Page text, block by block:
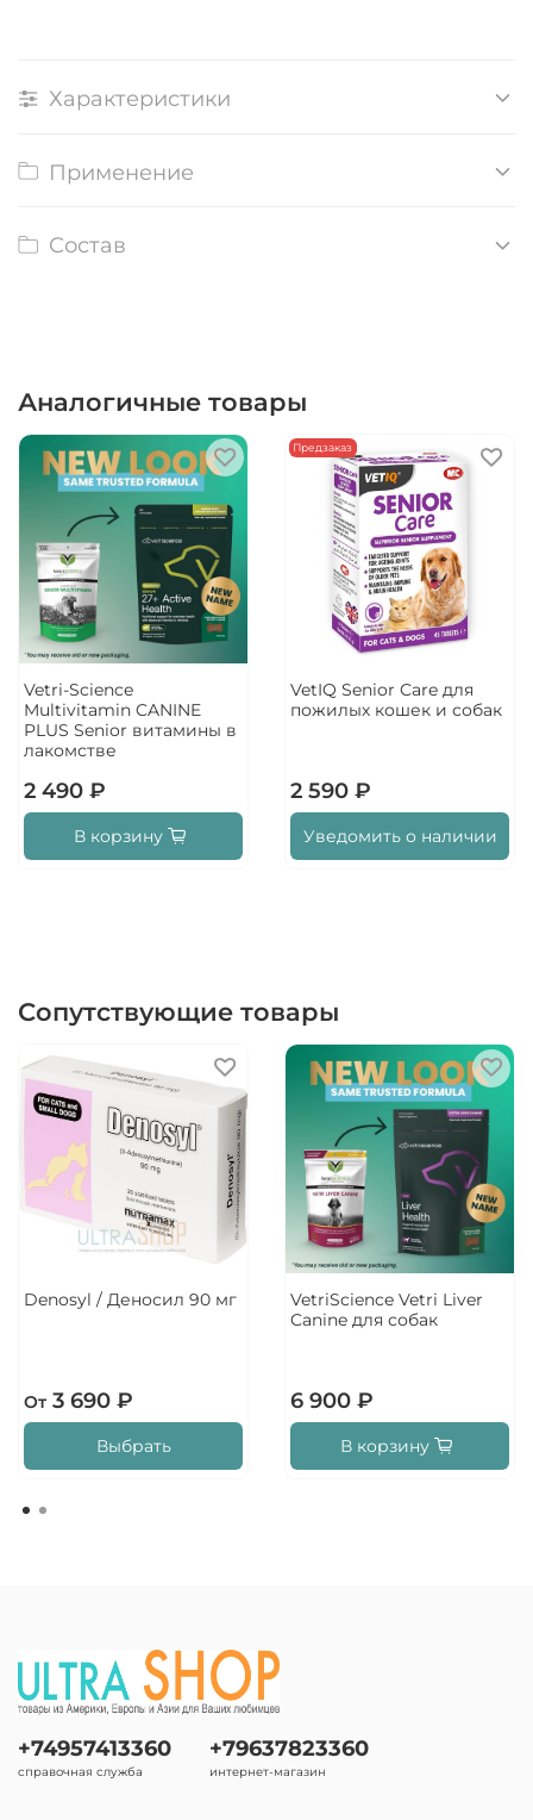
Характеристики
Применение
Состав
Аналогичные товары
Vetri-Science
Multivitamin CANINE
PLUS Senior витамины в
лакомстве
2 490 ₽
В корзину
Предзаказ
VetIQ Senior Care для
пожилых кошек и собак
2 590 ₽
Уведомить о наличии
Сопутствующие товары
Denosyl / Деносил 90 мг
От 3 690 ₽
Выбрать
VetriScience Vetri Liver
Canine для собак
6 900 ₽
В корзину
+74957413360
справочная служба
+79637823360
интернет-магазин